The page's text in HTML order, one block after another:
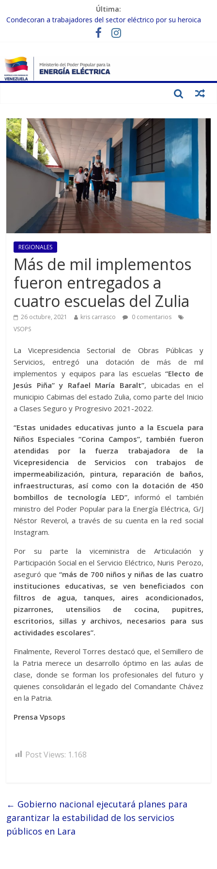
Última:
Condecoran a trabajadores del sector eléctrico por su heroica
labor tras el doble sismo del 24-J
Gobierno Nacional coordina acciones con el sector privado para
Inspeccionan trabajos de rehabilitación en instalaciones del SEN
en Carabobo
Gobierno Nacional activa plan preventivo para fortalecer el SEN
REGIONALES
Más de mil implementos
fueron entregados a
cuatro escuelas del Zulia
26 octubre, 2021 kris carrasco
0 comentarios
VSOPS
La Vicepresidencia Sectorial de Obras Públicas y
Servicios, entregó una dotación de más de mil
implementos y equipos para las escuelas“Electo de
Jesús Piña” y Rafael María Baralt”, ubicadas en el
municipio Cabimas del estado Zulia, como parte del Inicio
a Clases Seguro y Progresivo 2021-2022.
“Estas unidades educativas junto a la Escuela para
Niños Especiales “Corina Campos”, también fueron
atendidas por la fuerza trabajadora de la
Vicepresidencia de Servicios con trabajos de
impermeabilización, pintura, reparación de baños,
infraestructuras, así como con la dotación de 450
bombillos de tecnología LED”, informó el también
ministro del Poder Popular para la Energía Eléctrica, G/J
Néstor Reverol, a través de su cuenta en la red social
Instagram.
Por su parte la viceministra de Articulación y
Participación Social en el Servicio Eléctrico, Nuris Perozo,
aseguró que “más de 700 niños y niñas de las cuatro
instituciones educativas, se ven beneficiados con
filtros de agua, tanques, aires acondicionados,
pizarrones, utensilios de cocina, pupitres,
escritorios, sillas y archivos, necesarios para sus
actividades escolares”.
Finalmente, Reverol Torres destacó que, el Semillero de
la Patria merece un desarrollo óptimo en las aulas de
clase, donde se forman los profesionales del futuro y
quienes consolidarán el legado del Comandante Chávez
en la Patria.
Prensa Vpsops
Post Views: 1.168
← Gobierno nacional ejecutará planes para
garantizar la estabilidad de los servicios
públicos en Lara